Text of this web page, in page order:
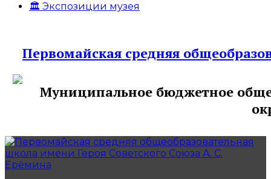
🏛️ Экспозиции музея
Первомайская средняя
Муниципальное бюджетное